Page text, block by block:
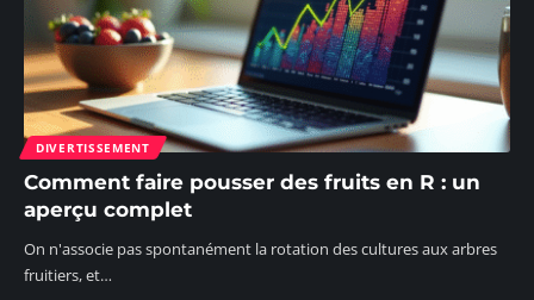
DIVERTISSEMENT
Comment faire pousser des fruits en R : un
aperçu complet
On n'associe pas spontanément la rotation des cultures aux arbres
fruitiers, et…